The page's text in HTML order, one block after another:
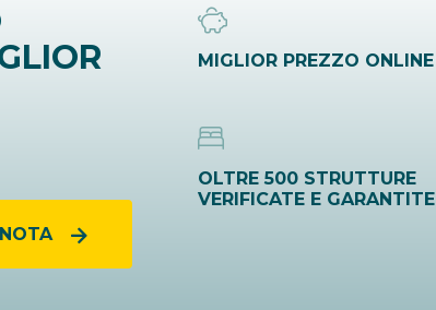
MIGLIOR PREZZO ONLINE
OLTRE 500 STRUTTURE
VERIFICATE E GARANTITE